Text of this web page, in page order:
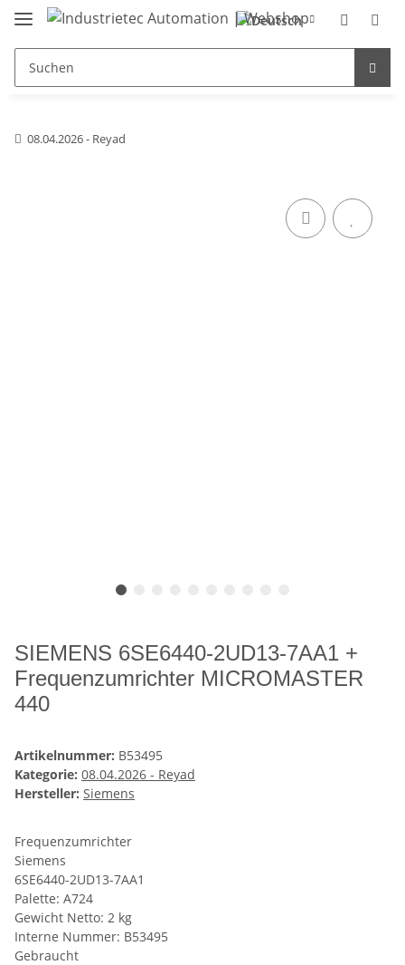
08.04.2026 - Reyad
SIEMENS 6SE6440-2UD13-7AA1 +
Frequenzumrichter MICROMASTER
440
Artikelnummer: B53495
Kategorie: 08.04.2026 - Reyad
Hersteller: Siemens
Frequenzumrichter
Siemens
6SE6440-2UD13-7AA1
Palette: A724
Gewicht Netto: 2 kg
Interne Nummer: B53495
Gebraucht